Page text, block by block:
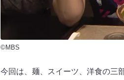
©MBS
今回は、麺、スイーツ、洋食の三